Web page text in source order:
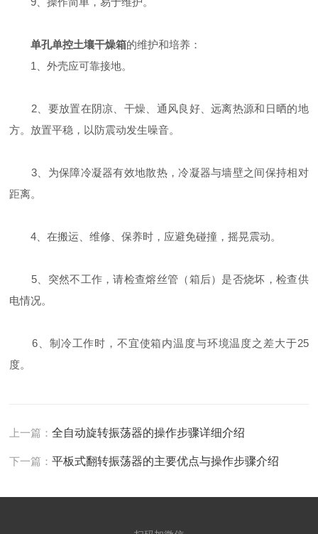
单孔单控土壤干燥箱的维护和培养：
1、外壳应可靠接地。
2、要放置在阴凉、干燥、通风良好、远离热源和日晒的地
方。放置平稳，以防震动发生噪音。
3、为保障冷凝器有效地散热，冷凝器与墙壁之间保持相对
距离。
4、在搬运、维修、保养时，应避免碰撞，摇晃震动。
5、突然不工作，请检查熔丝管（箱后）是否烧坏，检查供
电情况。
6、制冷工作时，不宜使箱内温度与环境温度之差大于25
度。
上一篇：全自动旋转振荡器的操作步骤详细介绍
下一篇：平板式翻转振荡器的主要优点与操作步骤介绍